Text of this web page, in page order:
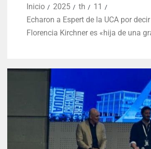
Inicio 2025 th
11
Echaron a Espert de la UCA por
Florencia Kirchner es «hija de una